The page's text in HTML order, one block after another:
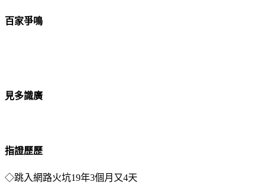
百家爭鳴
見多識廣
指證歷歷
◇跳入網路火坑19年3個月又4天